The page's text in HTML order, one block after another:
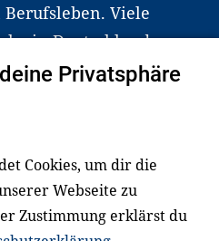
Viele
in Deutschland
dabei.
Erzieher*innen,
arbeiten wir eng
Privatsphäre
Cookies, um dir die
Webseite zu
Zustimmung erklärst du